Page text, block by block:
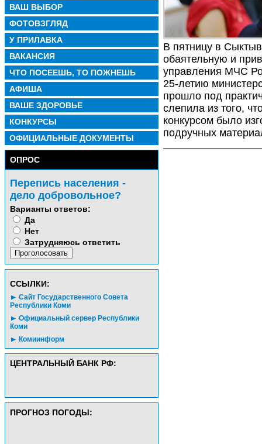
ВАШ ВЫБОР
ФОТОВЗГЛЯД
У ПРИЛАВКА
ВАКАНСИЯ
ЧТО ПОСЕЕШЬ, ТО ПОЖНЕШЬ
АФИША
ВАШЕ ЗДОРОВЬЕ
КОНКУРСЫ
ОФИЦИАЛЬНЫЕ ДОКУМЕНТЫ
ОПРОС
Перепись населения -
дело добровольное?
Варианты ответов:
Да
Нет
Затрудняюсь ответить
CСЫЛКИ:
Сайт Государственного Совета
Республики Коми
Официальный сервер Республики
Коми
Комиинформ
ЦЕНТРАЛЬНЫЙ БАНК РФ:
ПРОГНОЗ ПОГОДЫ:
В пятницу в
обаятельную и
управления МЧС
25-летию
прошло под
слепила из того,
конкурсом было
подручных